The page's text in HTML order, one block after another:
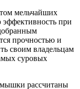
мельчайших
эффективность при
прочностью и
своим владельцам
суровых
рассчитаны